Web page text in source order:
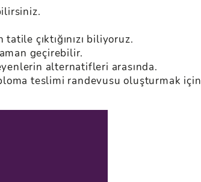
çıktığınızı biliyoruz.
geçirebilir.
alternatifleri arasında.
teslimi randevusu oluşturmak için